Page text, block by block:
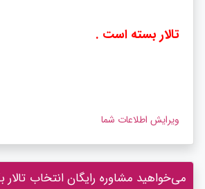
تالار بسته است .
ویرایش اطلاعات شما
می‌خواهید مشاوره رایگان انتخاب تالار